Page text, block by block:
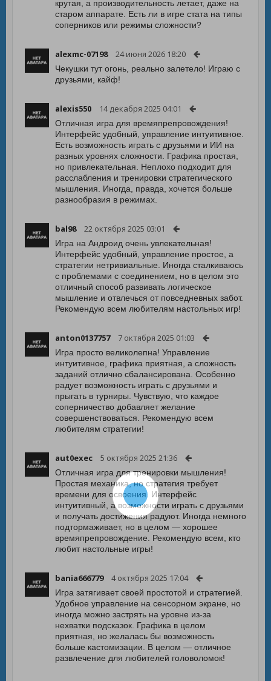
крутая, а производительность летает, даже на
старом аппарате. Есть ли в игре стата на типы
соперников или режимы сложности?
alexmc-07198 24 июня 2026 18:20
Чекушки тут огонь, реально залетело! Играю с
друзьями, кайф!
alexis550 14 декабря 2025 04:01
Отличная игра для времяпрепровождения!
Интерфейс удобный, управление интуитивное.
Есть возможность играть с друзьями и ИИ на
разных уровнях сложности. Графика простая,
но привлекательная. Неплохо подходит для
расслабления и тренировки стратегического
мышления. Иногда, правда, хочется больше
разнообразия в режимах.
bal98 22 октября 2025 03:01
Игра на Андроид очень увлекательная!
Интерфейс удобный, управление простое, а
стратегии нетривиальные. Иногда сталкиваюсь
с проблемами с соединением, но в целом это
отличный способ развивать логическое
мышление и отвлечься от повседневных забот.
Рекомендую всем любителям настольных игр!
anton0137757 7 октября 2025 01:03
Игра просто великолепна! Управление
интуитивное, графика приятная, а сложность
заданий отлично сбалансирована. Особенно
радует возможность играть с друзьями и
прыгать в турниры. Чувствую, что каждое
соперничество добавляет желание
совершенствоваться. Рекомендую всем
любителям стратегии!
aut0exec 5 октября 2025 21:36
Отличная игра для тренировки мышления!
Простая механика, но стратегия требует
времени для освоения. Интерфейс
интуитивный, а возможности играть с друзьями
и получать достижения радуют. Иногда немного
подтормаживает, но в целом — хорошее
времяпрепровождение. Рекомендую всем, кто
любит настольные игры!
bania666779 4 октября 2025 17:04
Игра затягивает своей простотой и стратегией.
Удобное управление на сенсорном экране, но
иногда можно застрять на уровне из-за
нехватки подсказок. Графика в целом
приятная, но желалась бы возможность
больше кастомизации. В целом — отличное
развлечение для любителей головоломок!